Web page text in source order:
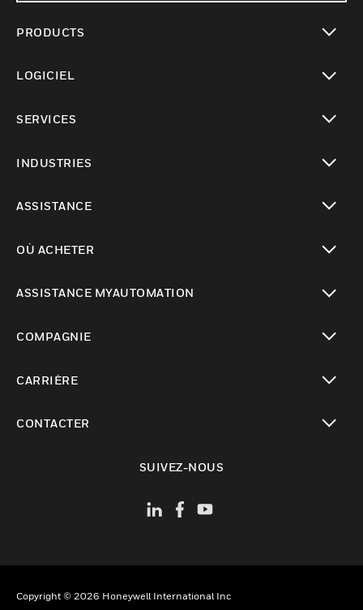
PRODUCTS
LOGICIEL
SERVICES
INDUSTRIES
ASSISTANCE
OÙ ACHETER
ASSISTANCE MYAUTOMATION
COMPAGNIE
CARRIÈRE
CONTACTER
SUIVEZ-NOUS
Copyright © 2026 Honeywell International Inc